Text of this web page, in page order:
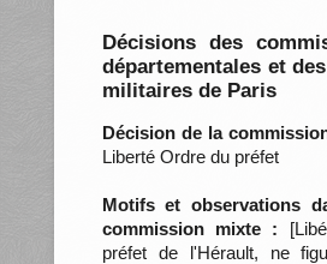
Décisions des
départementales et
militaires de Paris
Décision de la
Liberté Ordre du préfet
Motifs et observations
commission mixte :
préfet de l'Hérault, ne